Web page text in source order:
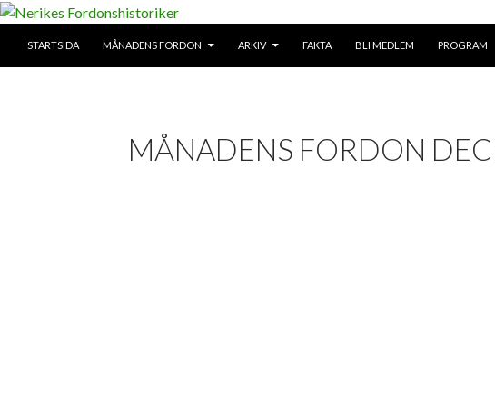
STARTSIDA
MÅNADENS FORDON ARKIV FAKTA BLI MEDLEM PROGRAM
MÅNADENS FORDON